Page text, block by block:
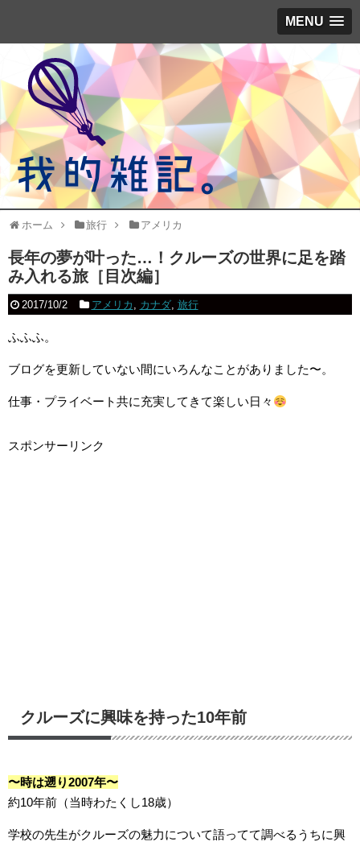
MENU
ホーム 旅行 アメリカ
長年の夢が叶った…！クルーズの世界に足を踏
み入れる旅［目次編］
2017/10/2 アメリカ , カナダ, 旅行
ふふふ。
ブログを更新していない間にいろんなことがありました〜。
仕事・プライベート共に充実してきて楽しい日々
スポンサーリンク
クルーズに興味を持った10年前
〜時は遡り2007年〜
約10年前（当時わたくし18歳）
学校の先生がクルーズの魅力について語ってて調べるうちに興